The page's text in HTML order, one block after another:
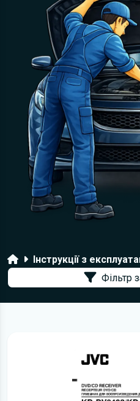
ГоловнаІнструкції з
Фільтр